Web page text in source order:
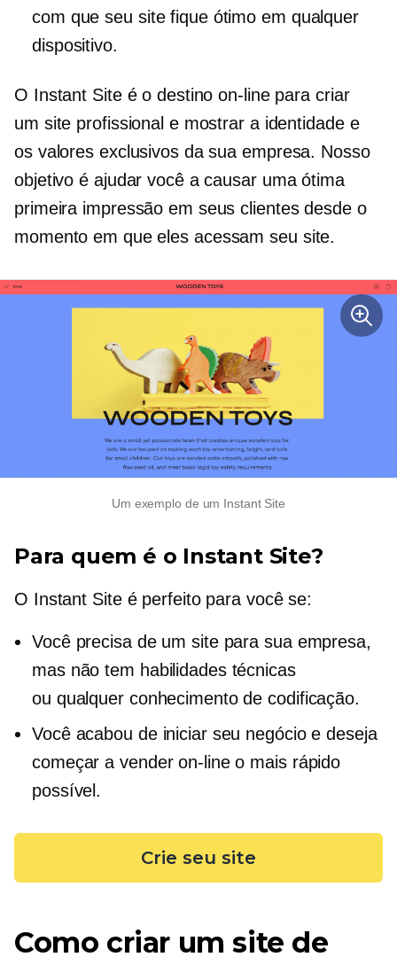
com que seu site fique ótimo em qualquer
dispositivo.
O Instant Site é o destino on-line para criar
um site profissional e mostrar a identidade e
os valores exclusivos da sua empresa. Nosso
objetivo é ajudar você a causar uma ótima
primeira impressão em seus clientes desde o
momento em que eles acessam seu site.
Um exemplo de um Instant Site
Para quem é o Instant Site?
O Instant Site é perfeito para você se:
Você precisa de um site para sua empresa,
mas não tem habilidades técnicas
ou qualquer conhecimento de codificação.
Você acabou de iniciar seu negócio e deseja
começar a vender on-line o mais rápido
possível.
Crie seu site
Como criar um site de